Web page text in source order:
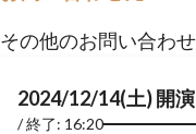
その他のお問い合わせ
2024/12/14(土) 開
終了: 16:20